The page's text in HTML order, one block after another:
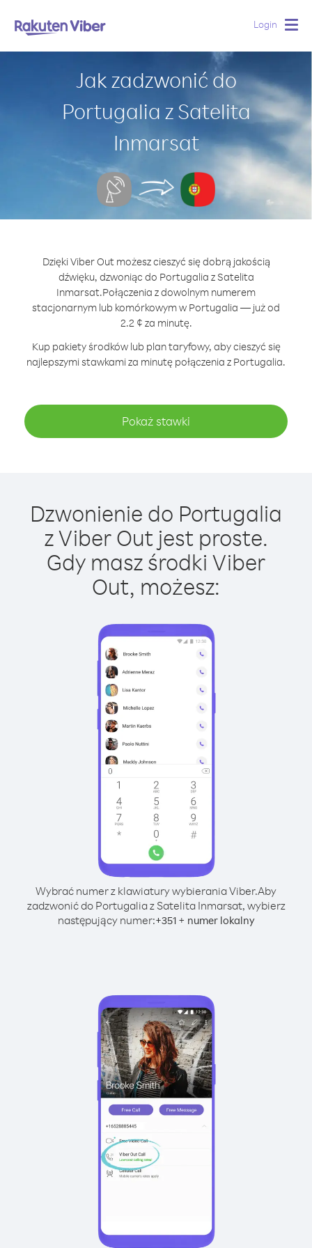
Login
Jak zadzwonić do
Portugalia z Satelita
Inmarsat
Dzięki Viber Out możesz cieszyć się dobrą jakością
dźwięku, dzwoniąc do Portugalia z Satelita
Inmarsat.Połączenia z dowolnym numerem
stacjonarnym lub komórkowym w Portugalia — już od
2.2 ¢ za minutę.
Kup pakiety środków lub plan taryfowy, aby cieszyć się
najlepszymi stawkami za minutę połączenia z Portugalia.
Pokaż stawki
Dzwonienie do Portugalia
z Viber Out jest proste.
Gdy masz środki Viber
Out, możesz:
Wybrać numer z klawiatury wybierania Viber.Aby
zadzwonić do Portugalia z Satelita Inmarsat, wybierz
następujący numer:+351+ numer lokalny